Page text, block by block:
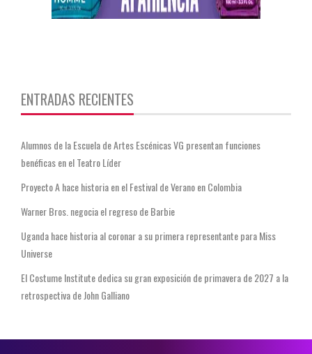
ENTRADAS RECIENTES
Alumnos de la Escuela de Artes Escénicas VG presentan funciones
benéficas en el Teatro Líder
Proyecto A hace historia en el Festival de Verano en Colombia
Warner Bros. negocia el regreso de Barbie
Uganda hace historia al coronar a su primera representante para Miss
Universe
El Costume Institute dedica su gran exposición de primavera de 2027 a la
retrospectiva de John Galliano